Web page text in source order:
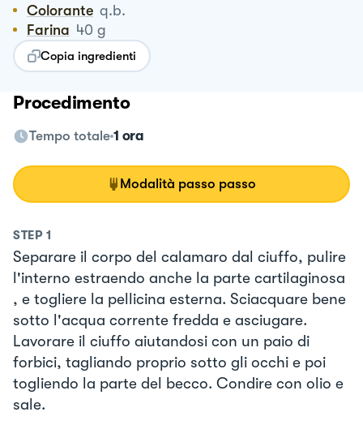
Colorante q.b.
Farina 40 g
Copia ingredienti
Procedimento
Tempo totale 1 ora
Modalità passo passo
STEP 1
Separare il corpo del calamaro dal ciuffo, pulire
l'interno estraendo anche la parte cartilaginosa
, e togliere la pellicina esterna. Sciacquare bene
sotto l'acqua corrente fredda e asciugare.
Lavorare il ciuffo aiutandosi con un paio di
forbici, tagliando proprio sotto gli occhi e poi
togliendo la parte del becco. Condire con olio e
sale.